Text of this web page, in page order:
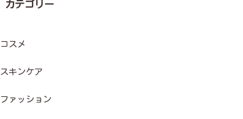
カテゴリー
コスメ
スキンケア
ファッション